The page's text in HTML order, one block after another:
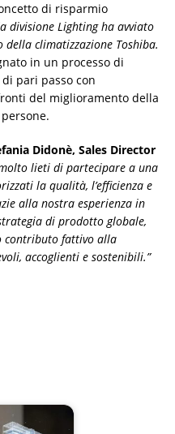
di risparmio
divisione Lighting ha avviato
climatizzazione Toshiba.
in un processo di
pari passo con
del miglioramento della
Didonè, Sales Director
lieti di partecipare a una
la qualità, l’efficienza e
alla nostra esperienza in
di prodotto globale,
contributo fattivo alla
accoglienti e sostenibili.”